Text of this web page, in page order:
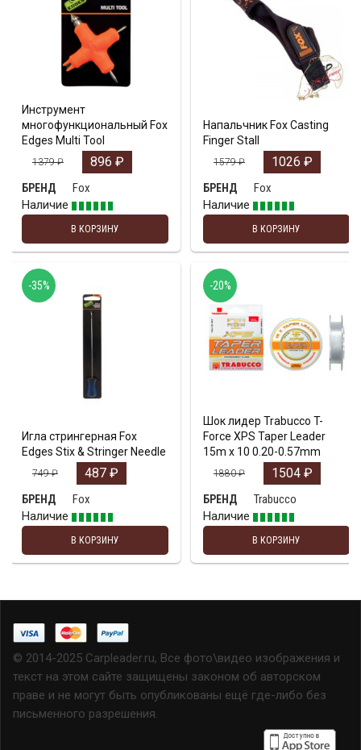
Инструмент
многофункциональный Fox
Edges Multi Tool
1379₽ 896 ₽
БРЕНД
Fox
Наличие
В КОРЗИНУ
Напальчник Fox Casting
Finger Stall
1579₽ 1026 ₽
БРЕНД
Fox
Наличие
В КОРЗИНУ
Игла стрингерная Fox
Edges Stix & Stringer Needle
749₽ 487 ₽
БРЕНД
Fox
Наличие
В КОРЗИНУ
-35%
Шок лидер Trabucco T-
Force XPS Taper Leader
15m x 10 0.20-0.57mm
1880₽ 1504 ₽
БРЕНД
Trabucco
Наличие
В КОРЗИНУ
-20%
© 2014-2025 Carpleader.ru, Все фото\видео изображения и
текст на этом сайте защищены законом об авторском
праве и не могут быть опубликованы ещё где-либо без
письменного разрешения.